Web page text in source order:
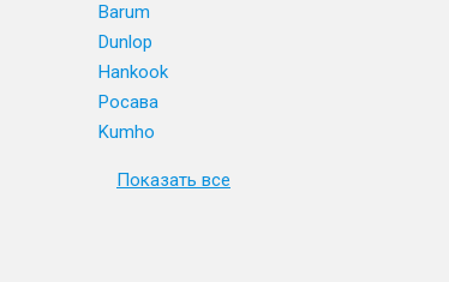
Barum
Dunlop
Hankook
Росава
Kumho
Показать все